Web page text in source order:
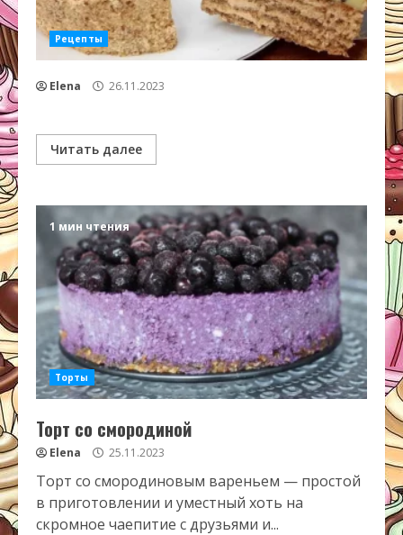
Рецепты
Elena 26.11.2023
Читать далее
1 мин чтения
Торты
Торт со смородиной
Elena 25.11.2023
Торт со смородиновым вареньем — простой
в приготовлении и уместный хоть на
скромное чаепитие с друзьями и...